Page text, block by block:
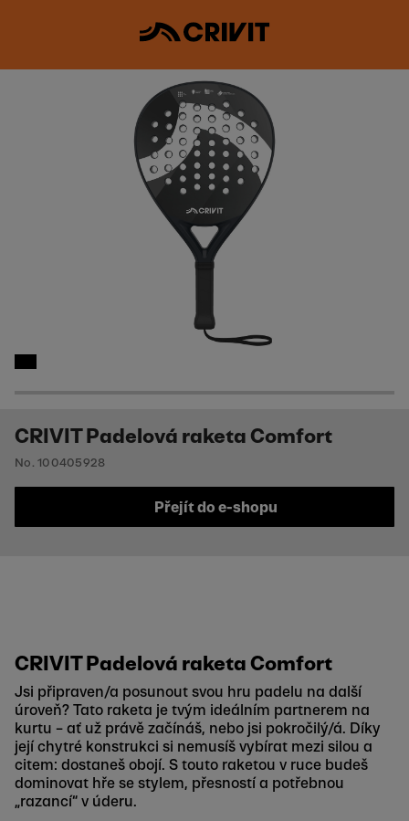
CRIVIT Padelová raketa Comfort
No. 100405928
Přejít do e-shopu
CRIVIT Padelová raketa Comfort
Jsi připraven/a posunout svou hru padelu na další
úroveň? Tato raketa je tvým ideálním partnerem na
kurtu – ať už právě začínáš, nebo jsi pokročilý/á. Díky
její chytré konstrukci si nemusíš vybírat mezi silou a
citem: dostaneš obojí. S touto raketou v ruce budeš
dominovat hře se stylem, přesností a potřebnou
„razancí“ v úderu.